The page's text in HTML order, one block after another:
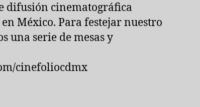
difusión cinematográfica
México. Para festejar nuestro
una serie de mesas y
cinefoliocdmx